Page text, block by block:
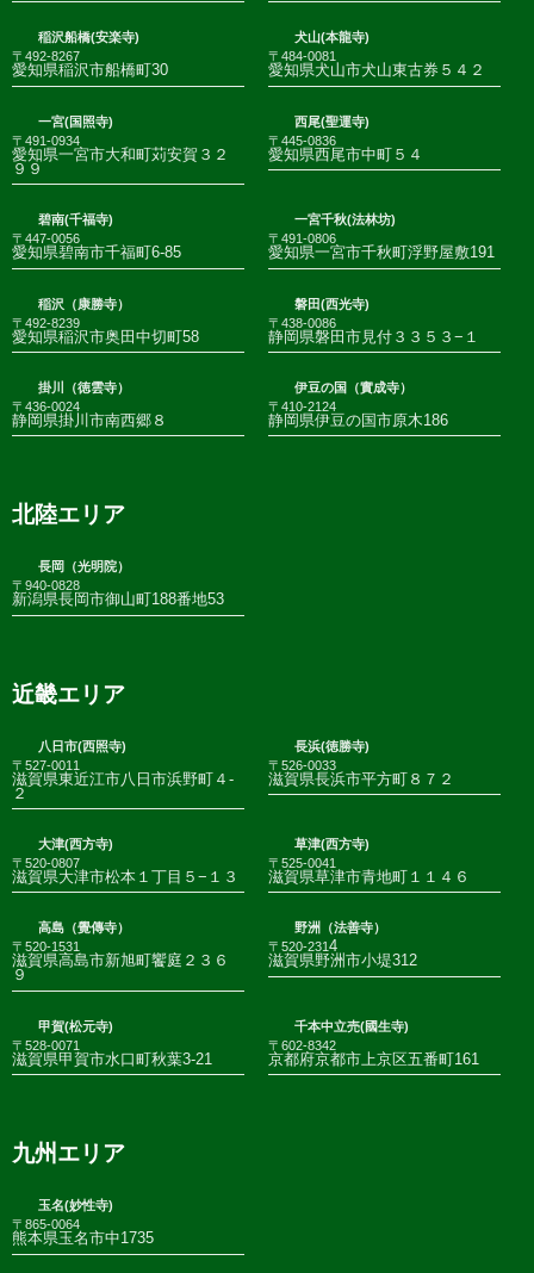
稲沢船橋(安楽寺)
〒492-8267
愛知県稲沢市船橋町30
犬山(本龍寺)
〒484-0081
愛知県犬山市犬山東古券５４２
一宮(国照寺)
〒491-0934
愛知県一宮市大和町苅安賀３２
９９
西尾(聖運寺)
〒445-0836
愛知県西尾市中町５４
碧南(千福寺)
〒447-0056
愛知県碧南市千福町6-85
一宮千秋(法林坊)
〒491-0806
愛知県一宮市千秋町浮野屋敷191
稲沢（康勝寺）
〒492-8239
愛知県稲沢市奥田中切町58
磐田(西光寺)
〒438-0086
静岡県磐田市見付３３５３−１
掛川（徳雲寺）
〒436-0024
静岡県掛川市南西郷８
伊豆の国（實成寺）
〒410-2124
静岡県伊豆の国市原木186
北陸エリア
長岡（光明院）
〒940-0828
新潟県長岡市御山町188番地53
近畿エリア
八日市(西照寺)
〒527-0011
滋賀県東近江市八日市浜野町４-
２
長浜(徳勝寺)
〒526-0033
滋賀県長浜市平方町８７２
大津(西方寺)
〒520-0807
滋賀県大津市松本１丁目５−１３
草津(西方寺)
〒525-0041
滋賀県草津市青地町１１４６
高島（覺傳寺）
〒520-1531
滋賀県高島市新旭町饗庭２３６
９
野洲（法善寺）
〒520-2314
滋賀県野洲市小堤312
甲賀(松元寺)
〒528-0071
滋賀県甲賀市水口町秋葉3-21
千本中立売(國生寺)
〒602-8342
京都府京都市上京区五番町161
九州エリア
玉名(妙性寺)
〒865-0064
熊本県玉名市中1735